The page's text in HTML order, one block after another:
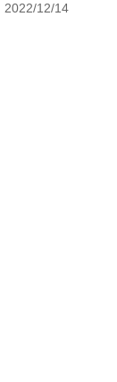
2022/12/14